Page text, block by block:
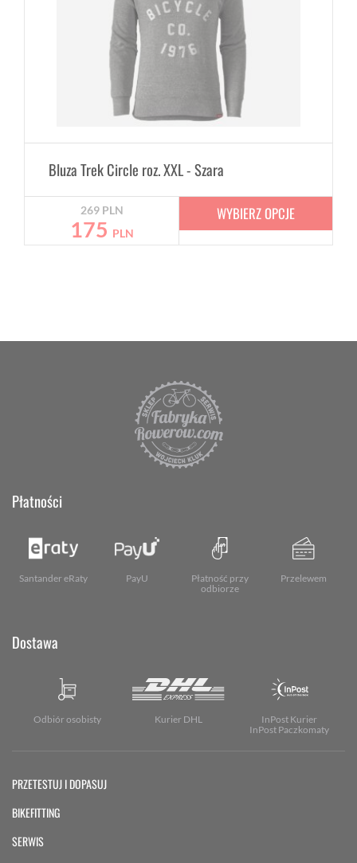
Bluza Trek Circle roz. XXL - Szara
269 PLN
175 PLN
WYBIERZ OPCJE
Płatności
Santander eRaty PayU
Płatność przy
odbiorze
Przelewem
Dostawa
Odbiór osobisty Kurier DHL
InPost Kurier
InPost Paczkomaty
PRZETESTUJ I DOPASUJ
BIKEFITTING
SERWIS